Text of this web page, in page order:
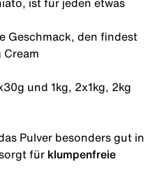
ist für jeden etwas
Geschmack, den findest
Cream
und 1kg, 2x1kg, 2kg
Pulver besonders gut in
für klumpenfreie